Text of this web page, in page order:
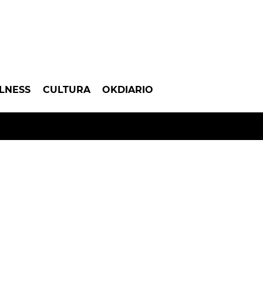
CULTURA OKDIARIO